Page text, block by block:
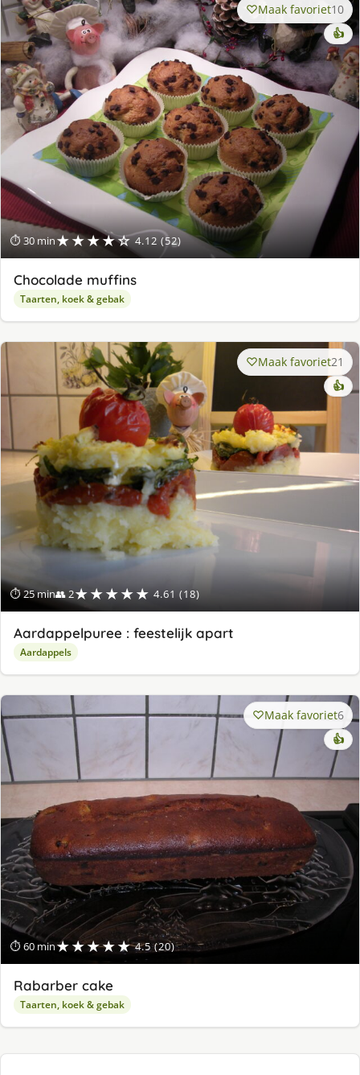
⏱ 30 min★★★★☆ 4.12 (52)
Maak favoriet10
👍
Chocolade muffins
Taarten, koek & gebak
⏱ 25 min👥 2★★★★★ 4.61 (18)
Maak favoriet21
👍
Aardappelpuree : feestelijk apart
Aardappels
⏱ 60 min★★★★★ 4.5 (20)
Maak favoriet6
👍
Rabarber cake
Taarten, koek & gebak